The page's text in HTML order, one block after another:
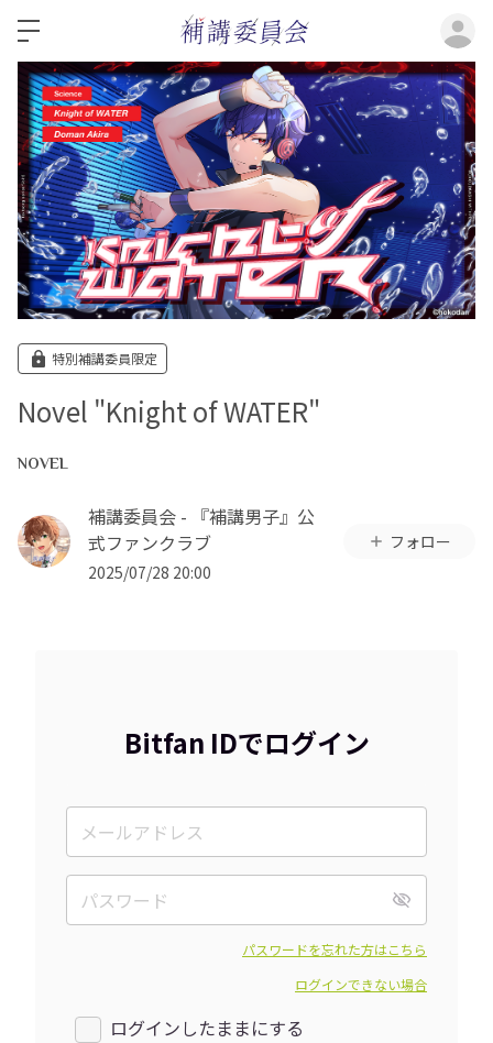
特別補講委員限定
Novel "Knight of WATER"
NOVEL
補講委員会 - 『補講男子』公
式ファンクラブ
2025/07/28 20:00
フォロー
Bitfan IDでログイン
パスワードを忘れた方はこちら
ログインできない場合
ログインしたままにする